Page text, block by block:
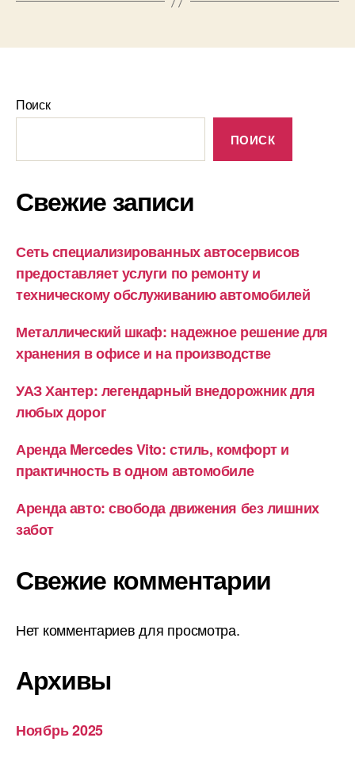
Поиск
ПОИСК
Свежие записи
Сеть специализированных автосервисов
предоставляет услуги по ремонту и
техническому обслуживанию автомобилей
Металлический шкаф: надежное решение для
хранения в офисе и на производстве
УАЗ Хантер: легендарный внедорожник для
любых дорог
Аренда Mercedes Vito: стиль, комфорт и
практичность в одном автомобиле
Аренда авто: свобода движения без лишних
забот
Свежие комментарии
Нет комментариев для просмотра.
Архивы
Ноябрь 2025